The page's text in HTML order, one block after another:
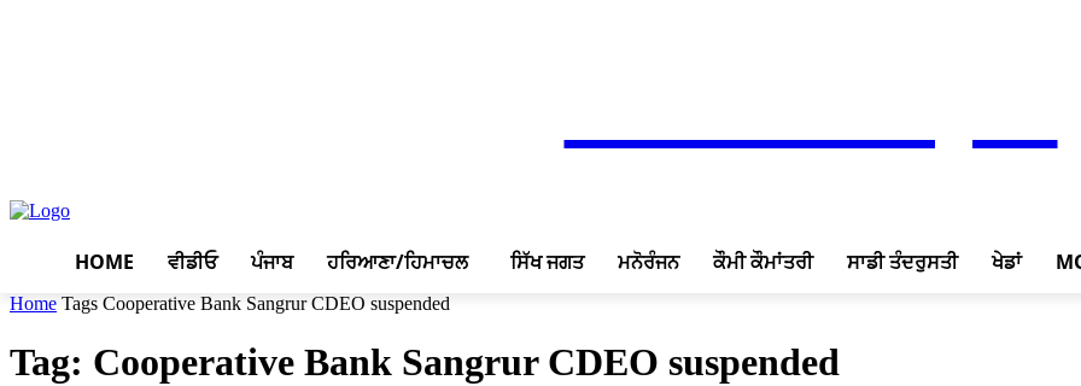
HOME ਵੀਡੀਓ ਪੰਜਾਬ ਹਰਿਆਣਾ/ਹਿਮਾਚਲ ਸਿੱਖ ਜਗਤ ਮਨੋਰੰਜਨ ਕੌਮੀ ਕੌਮਾਂਤਰੀ ਸਾਡੀ ਤੰਦਰੁਸਤੀ ਖੇਡਾਂ
Home Tags Cooperative Bank Sangrur CDEO suspended
Tag: Cooperative Bank Sangrur CDEO suspended